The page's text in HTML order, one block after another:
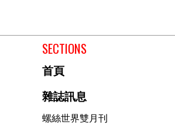
SECTIONS
首頁
雜誌訊息
螺絲世界雙月刊